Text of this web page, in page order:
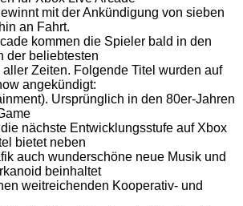
mit der Ankündigung von sieben
an Fahrt.
kommen die Spieler bald in den
der beliebtesten
Zeiten. Folgende Titel wurden auf
angekündigt:
Ursprünglich in den 80er-Jahren
nächste Entwicklungsstufe auf Xbox
bietet neben
auch wunderschöne neue Musik und
beinhaltet
weitreichenden Kooperativ- und